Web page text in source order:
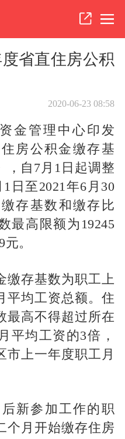
省直住房公积
2020-06-23 08:58
金管理中心印发
住房公积金缴存基
，自7月1日起调整
日至2021年6月30
存基数和缴存比
最高限额为19245
。
缴存基数为职工上
平均工资总额。住
最高不得超过所在
平均工资的3倍，
市上一年度职工月
新参加工作的职
个月开始缴存住房